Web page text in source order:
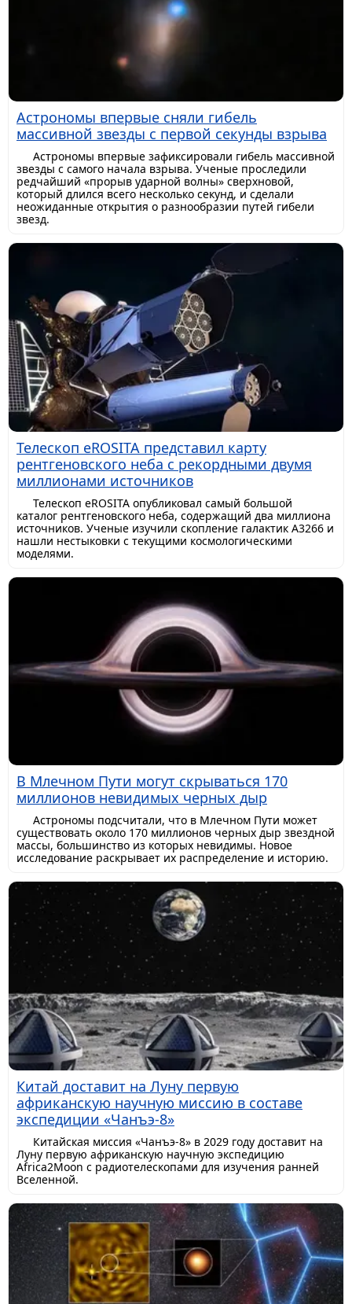
Астрономы впервые сняли гибель
массивной звезды с первой секунды взрыва
Астрономы впервые зафиксировали гибель массивной
звезды с самого начала взрыва. Ученые проследили
редчайший «прорыв ударной волны» сверхновой,
который длился всего несколько секунд, и сделали
неожиданные открытия о разнообразии путей гибели
звезд.
Телескоп eROSITA представил карту
рентгеновского неба с рекордными двумя
миллионами источников
Телескоп eROSITA опубликовал самый большой
каталог рентгеновского неба, содержащий два миллиона
источников. Ученые изучили скопление галактик A3266 и
нашли нестыковки с текущими космологическими
моделями.
В Млечном Пути могут скрываться 170
миллионов невидимых черных дыр
Астрономы подсчитали, что в Млечном Пути может
существовать около 170 миллионов черных дыр звездной
массы, большинство из которых невидимы. Новое
исследование раскрывает их распределение и историю.
Китай доставит на Луну первую
африканскую научную миссию в составе
экспедиции «Чанъэ-8»
Китайская миссия «Чанъэ-8» в 2029 году доставит на
Луну первую африканскую научную экспедицию
Africa2Moon с радиотелескопами для изучения ранней
Вселенной.